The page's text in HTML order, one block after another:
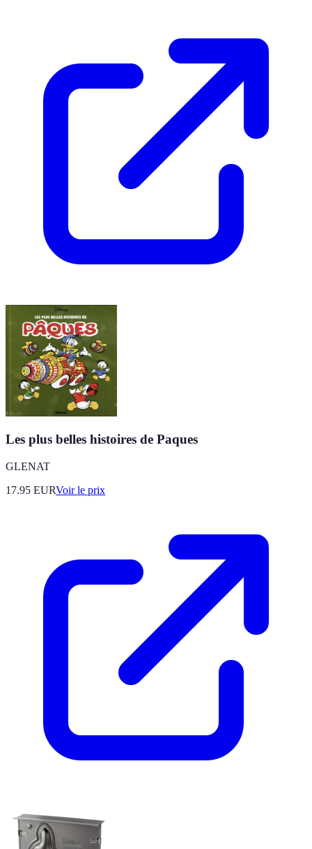
Les plus belles histoires de Paques
GLENAT
17.95 EURVoir le prix